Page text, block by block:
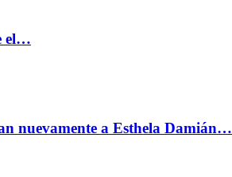
el…
nuevamente a Esthela Damián…